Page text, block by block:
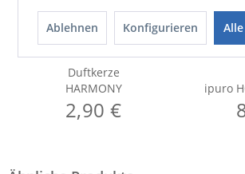
Duftkerze
HARMONY
2,90 €
ipuro
Ablehnen Konfigurieren